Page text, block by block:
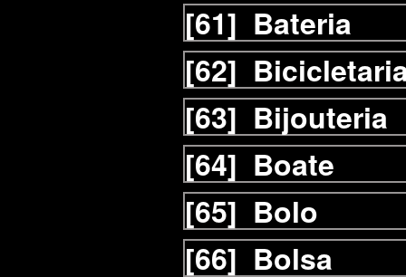
[61] Bateria
[62]
[63] Bijouteria
[64] Boate
[65] Bolo
[66] Bolsa